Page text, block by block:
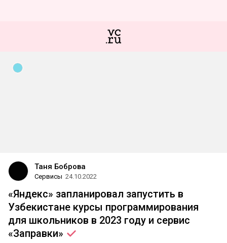
Таня Боброва
Сервисы 24.10.2022
«Яндекс» запланировал запустить в
Узбекистане курсы программирования
для школьников в 2023 году и сервис
«Заправки»